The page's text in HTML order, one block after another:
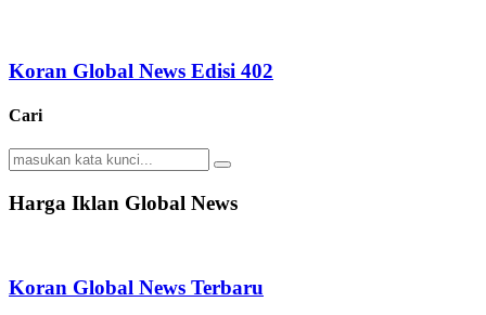
Koran Global News Edisi 402
Cari
Search
for:
Search
Harga Iklan Global News
Koran Global News Terbaru